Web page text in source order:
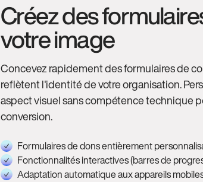
Créez des
votre image
Concevez rapidement des formulaires de
reflètent l'identité de votre organisation.
aspect visuel sans compétence technique
conversion.
Formulaires de dons entièrement
Fonctionnalités interactives (barres de
Adaptation automatique aux appareils